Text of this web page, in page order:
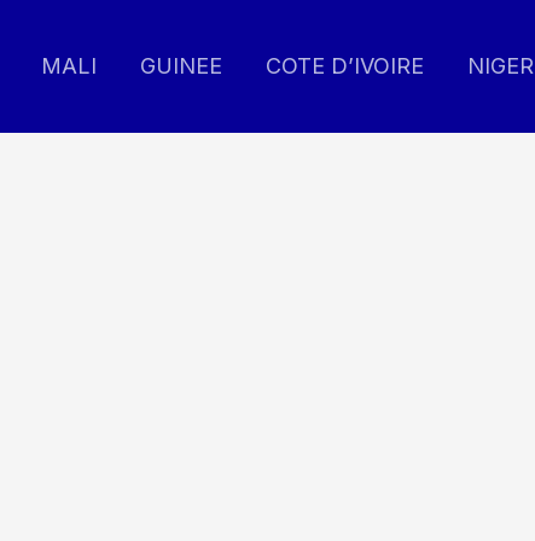
MALI GUINEE COTE D’IVOIRE NIGER